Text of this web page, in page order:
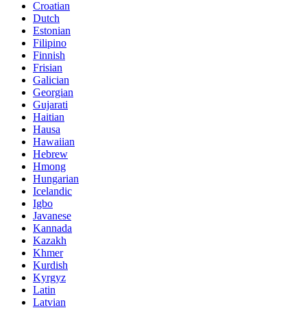
Croatian
Dutch
Estonian
Filipino
Finnish
Frisian
Galician
Georgian
Gujarati
Haitian
Hausa
Hawaiian
Hebrew
Hmong
Hungarian
Icelandic
Igbo
Javanese
Kannada
Kazakh
Khmer
Kurdish
Kyrgyz
Latin
Latvian